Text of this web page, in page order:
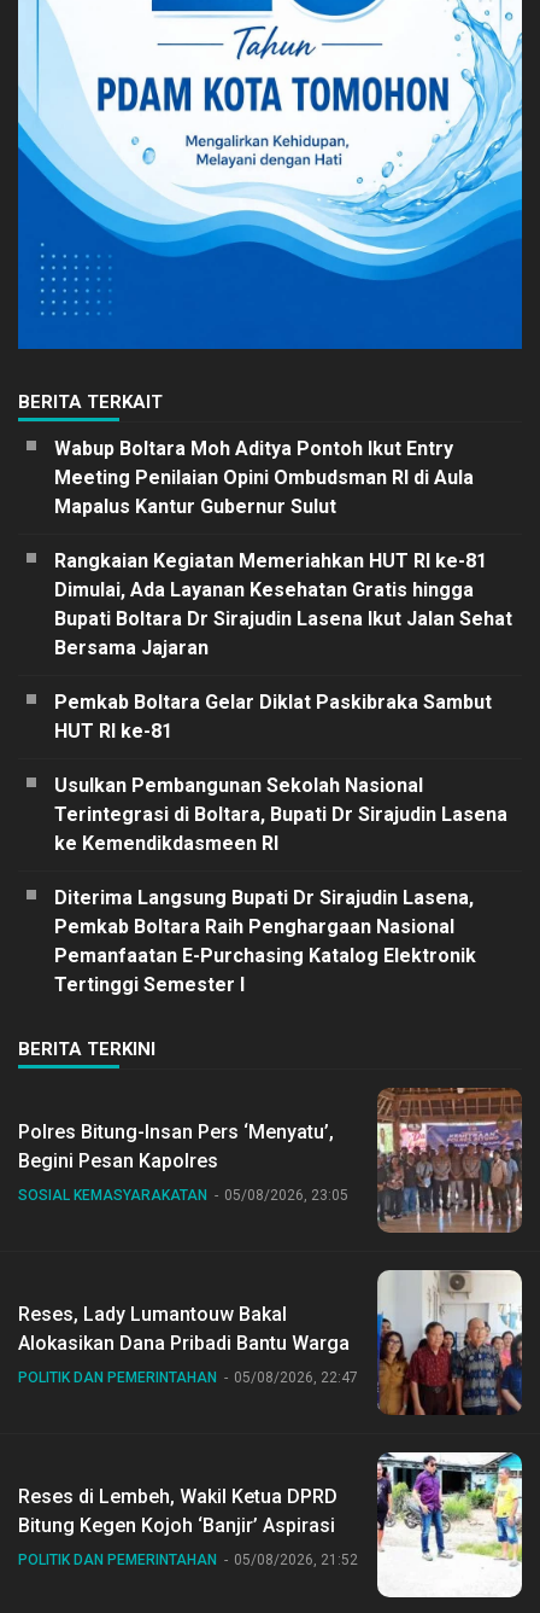
BERITA TERKAIT
Wabup Boltara Moh Aditya Pontoh Ikut Entry
Meeting Penilaian Opini Ombudsman RI di Aula
Mapalus Kantur Gubernur Sulut
Rangkaian Kegiatan Memeriahkan HUT RI ke-81
Dimulai, Ada Layanan Kesehatan Gratis hingga
Bupati Boltara Dr Sirajudin Lasena Ikut Jalan Sehat
Bersama Jajaran
Pemkab Boltara Gelar Diklat Paskibraka Sambut
HUT RI ke-81
Usulkan Pembangunan Sekolah Nasional
Terintegrasi di Boltara, Bupati Dr Sirajudin Lasena
ke Kemendikdasmeen RI
Diterima Langsung Bupati Dr Sirajudin Lasena,
Pemkab Boltara Raih Penghargaan Nasional
Pemanfaatan E-Purchasing Katalog Elektronik
Tertinggi Semester I
BERITA TERKINI
Polres Bitung-Insan Pers ‘Menyatu’,
Begini Pesan Kapolres
SOSIAL KEMASYARAKATAN 05/08/2026, 23:05
Reses, Lady Lumantouw Bakal
Alokasikan Dana Pribadi Bantu Warga
POLITIK DAN PEMERINTAHAN 05/08/2026, 22:47
Reses di Lembeh, Wakil Ketua DPRD
Bitung Kegen Kojoh ‘Banjir’ Aspirasi
POLITIK DAN PEMERINTAHAN 05/08/2026, 21:52